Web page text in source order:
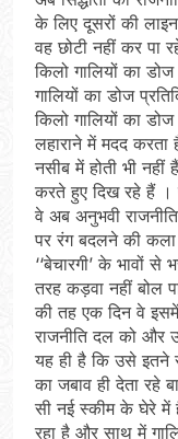
के लिए दूसरों की
वह छोटी नहीं कर पा
किलो गालियों का
गालियों का डोज
किलो गालियों का
लहाराने में मदद करता
नसीब में होती भी
करते हुए दिख रहे हैं ।
वे अब अनुभवी
पर रंग बदलने की
‘‘बेचारगी’ के भावों से
तरह कड़वा नहीं बोल
की तह एक दिन वे इसमें
राजनीति दल को और
यह ही है कि उसे इतने
का जबाव ही देता रहे
सी नई स्कीम के घेरे में
रहा है और साथ में